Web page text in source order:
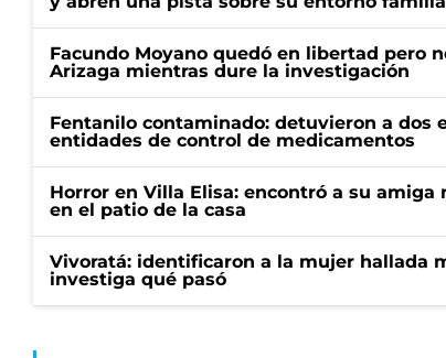
Facundo Moyano quedó en libertad pero
Arizaga mientras dure la investigación
Fentanilo contaminado: detuvieron a dos
entidades de control de medicamentos
Horror en Villa Elisa: encontró a su
en el patio de la casa
Vivoratá: identificaron a la mujer hallada
investiga qué pasó